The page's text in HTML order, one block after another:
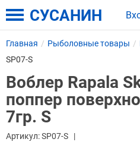
СУСАНИН
Главная Рыболовные товары
SP07-S
Воблер Rapala
поппер
7гр. S
Артикул:SP07-S